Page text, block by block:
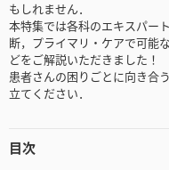
もしれません．
本特集では各科のエキスパー
断，プライマリ・ケアで可能
どをご解説いただきました！
患者さんの困りごとに向き合
立てください．
目次